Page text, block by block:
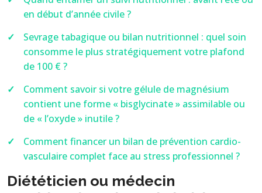
en début d’année civile ?
Sevrage tabagique ou bilan nutritionnel : quel soin
consomme le plus stratégiquement votre plafond
de 100 € ?
Comment savoir si votre gélule de magnésium
contient une forme « bisglycinate » assimilable ou
de « l’oxyde » inutile ?
Comment financer un bilan de prévention cardio-
vasculaire complet face au stress professionnel ?
Diététicien ou médecin